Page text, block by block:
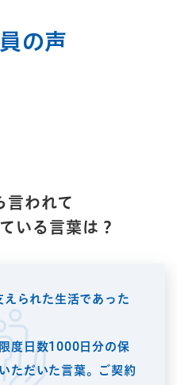
の声
言われて
いる言葉は？
えられた生活であった
度日数1000日分の保
ただいた言葉。ご契約